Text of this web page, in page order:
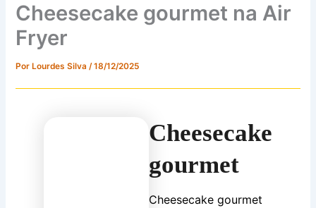
Cheesecake gourmet na Air
Fryer
Por Lourdes Silva/18/12/2025
Cheesecake
gourmet
Cheesecake gourmet